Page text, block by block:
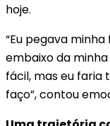
hoje.
“Eu pegava
embaixo da
fácil, mas eu faria
faço”, contou